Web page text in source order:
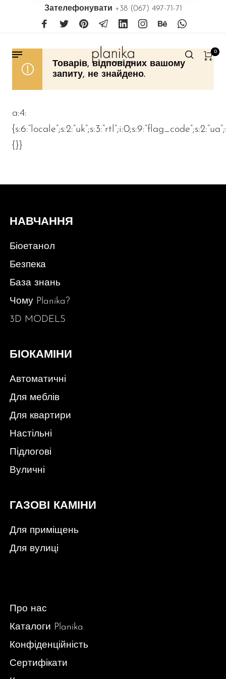
Зателефонувати +38 (067) 497-71-71
0
Товарів, відповідних вашому
запиту, не знайдено.
a:4:
{}}
НАВЧАННЯ
Біоетанол
Безпека
База знань
Чому Planika?
3D MODELS
БІОКАМІНИ
Автоматичні
Для меблів
Для квартири
Настільні
Підлогові
Вуличні
ГАЗОВІ КАМІНИ
Для приміщень
Для вулиці
Про нас
Каталоги Planika
Конфіденційність
Сертифікати